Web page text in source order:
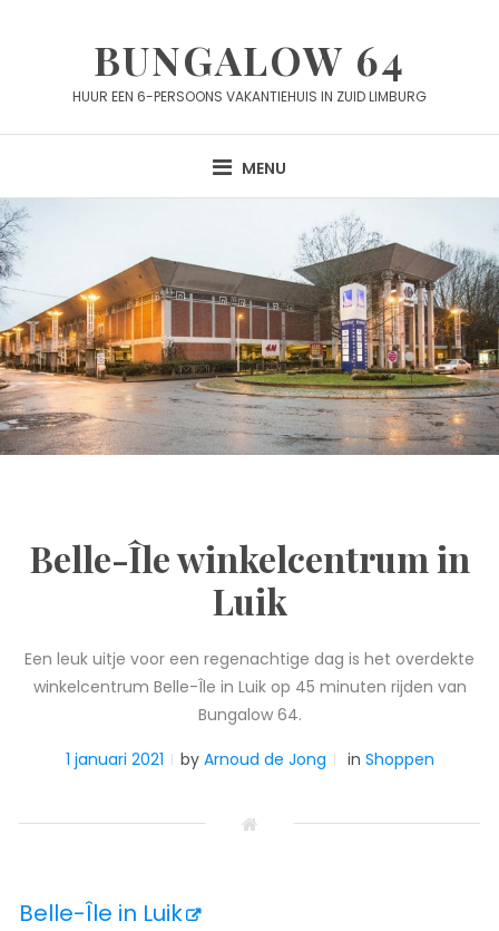
BUNGALOW 64
HUUR EEN 6-PERSOONS VAKANTIEHUIS IN ZUID LIMBURG
MENU
Belle-Île winkelcentrum in
Luik
Een leuk uitje voor een regenachtige dag is het overdekte
winkelcentrum Belle-Île in Luik op 45 minuten rijden van
Bungalow 64.
1 januari 2021 by Arnoud de Jong in Shoppen
Belle-Île in Luik 